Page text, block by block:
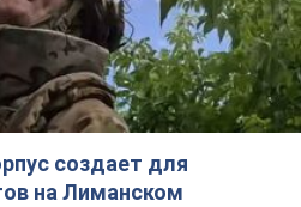
создает для
на Лиманском